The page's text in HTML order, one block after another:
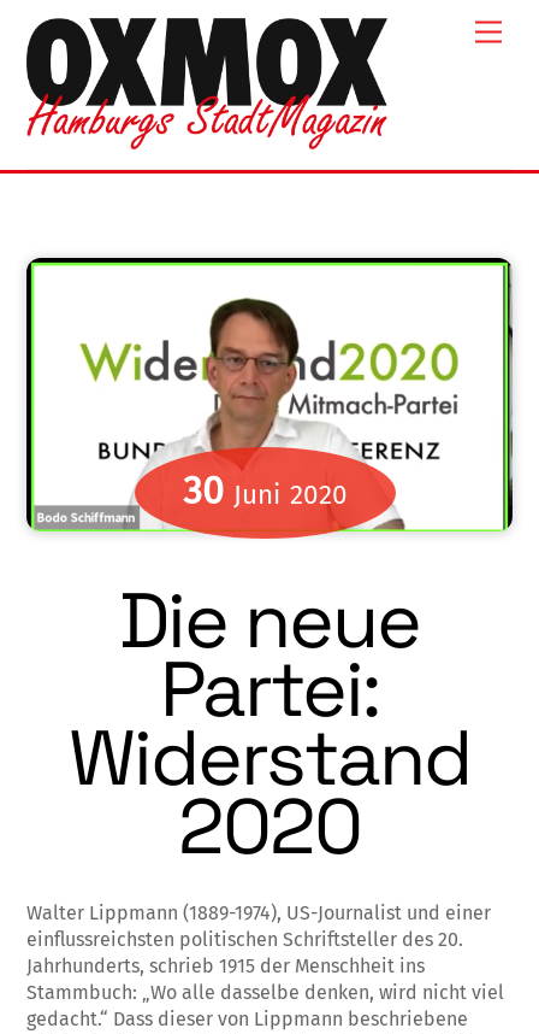
content
30 Juni 2020
Die neue
Partei:
Widerstand
2020
Walter Lippmann (1889-1974), US-Journalist und einer
einflussreichsten politischen Schriftsteller des 20.
Jahrhunderts, schrieb 1915 der Menschheit ins
Stammbuch: „Wo alle dasselbe denken, wird nicht viel
gedacht.“ Dass dieser von Lippmann beschriebene